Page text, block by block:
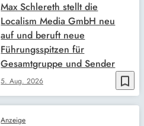
bookmark_border
5. Aug. 2026
Max Schlereth stellt die
Localism Media GmbH neu
auf und beruft neue
Führungsspitzen für
Gesamtgruppe und Sender
Anzeige